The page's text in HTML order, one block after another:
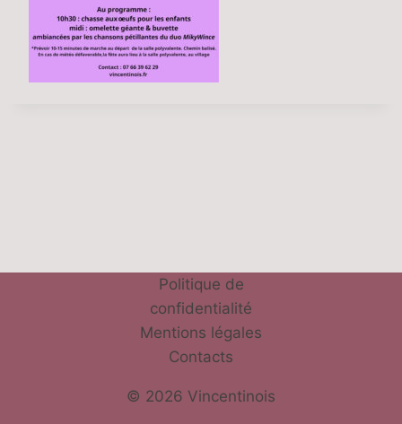
Politique de
confidentialité
Mentions légales
Contacts
© 2026 Vincentinois